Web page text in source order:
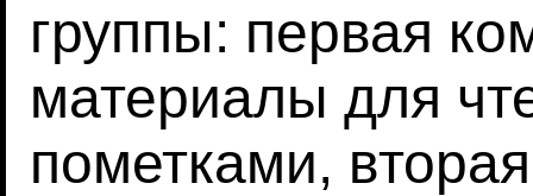
группы: первая
материалы для
пометками,